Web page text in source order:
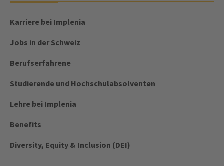
Karriere bei Implenia
Jobs in der Schweiz
Berufserfahrene
Studierende und Hochschulabsolventen
Lehre bei Implenia
Benefits
Diversity, Equity & Inclusion (DEI)